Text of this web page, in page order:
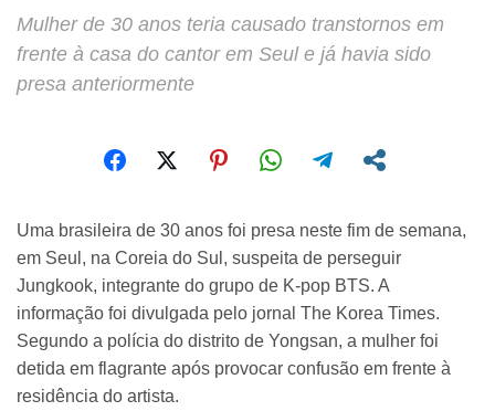
Mulher de 30 anos teria causado transtornos em
frente à casa do cantor em Seul e já havia sido
presa anteriormente
Uma brasileira de 30 anos foi presa neste fim de semana,
em Seul, na Coreia do Sul, suspeita de perseguir
Jungkook, integrante do grupo de K-pop BTS. A
informação foi divulgada pelo jornal The Korea Times.
Segundo a polícia do distrito de Yongsan, a mulher foi
detida em flagrante após provocar confusão em frente à
residência do artista.